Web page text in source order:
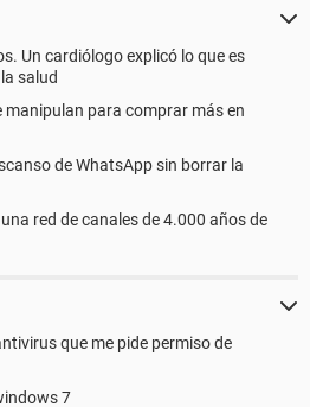
Un cardiólogo explicó lo que es
salud
manipulan para comprar más en
de WhatsApp sin borrar la
red de canales de 4.000 años de
que me pide permiso de
7